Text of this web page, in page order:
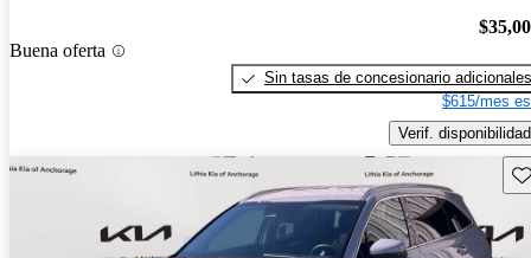
Buena oferta
Sin tasas de concesionario adicionales
$615/mes
Verif. disponibilidad